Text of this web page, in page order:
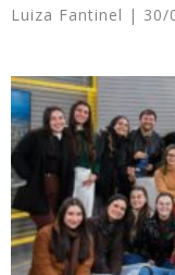
Luiza Fantinel 30/